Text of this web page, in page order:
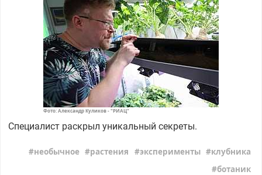
Фото: Александр Куликов - "РИАЦ"
Специалист раскрыл уникальный секреты.
необычное растения эксперименты
клубника
ботаник